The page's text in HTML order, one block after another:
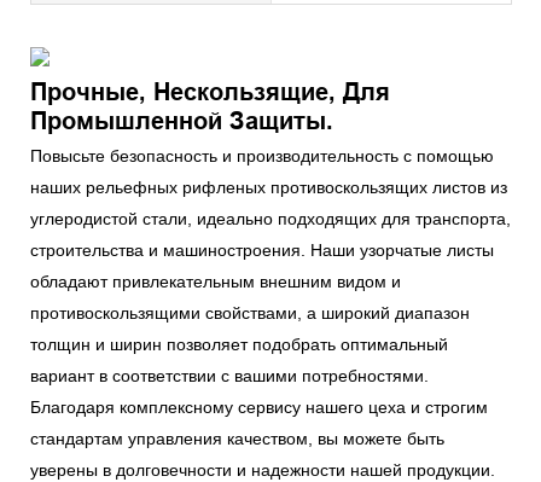
Прочные, Нескользящие, Для
Промышленной Защиты.
Повысьте безопасность и производительность с помощью
наших рельефных рифленых противоскользящих листов из
углеродистой стали, идеально подходящих для транспорта,
строительства и машиностроения. Наши узорчатые листы
обладают привлекательным внешним видом и
противоскользящими свойствами, а широкий диапазон
толщин и ширин позволяет подобрать оптимальный
вариант в соответствии с вашими потребностями.
Благодаря комплексному сервису нашего цеха и строгим
стандартам управления качеством, вы можете быть
уверены в долговечности и надежности нашей продукции.